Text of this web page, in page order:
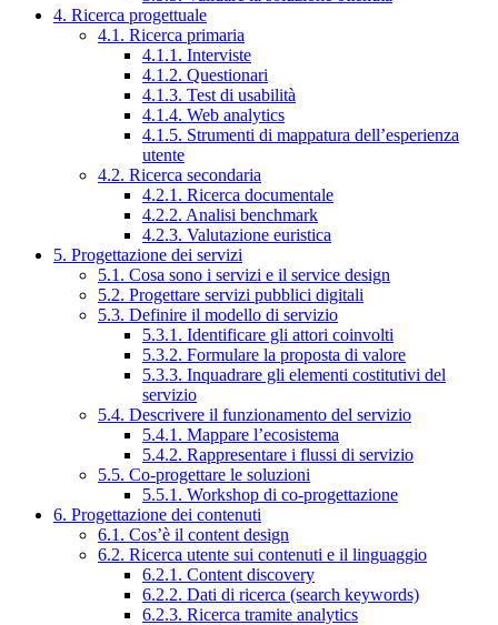
4. Ricerca progettuale
4.1. Ricerca primaria
4.1.1. Interviste
4.1.2. Questionari
4.1.3. Test di usabilità
4.1.4. Web analytics
4.1.5. Strumenti di mappatura dell’esperienza
utente
4.2. Ricerca secondaria
4.2.1. Ricerca documentale
4.2.2. Analisi benchmark
4.2.3. Valutazione euristica
5. Progettazione dei servizi
5.1. Cosa sono i servizi e il service design
5.2. Progettare servizi pubblici digitali
5.3. Definire il modello di servizio
5.3.1. Identificare gli attori coinvolti
5.3.2. Formulare la proposta di valore
5.3.3. Inquadrare gli elementi costitutivi del
servizio
5.4. Descrivere il funzionamento del servizio
5.4.1. Mappare l’ecosistema
5.4.2. Rappresentare i flussi di servizio
5.5. Co-progettare le soluzioni
5.5.1. Workshop di co-progettazione
6. Progettazione dei contenuti
6.1. Cos’è il content design
6.2. Ricerca utente sui contenuti e il linguaggio
6.2.1. Content discovery
6.2.2. Dati di ricerca (search keywords)
6.2.3. Ricerca tramite analytics